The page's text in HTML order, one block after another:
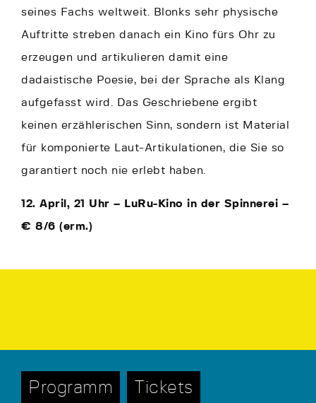
seines Fachs weltweit. Blonks sehr physische
Auftritte streben danach ein Kino fürs Ohr zu
erzeugen und artikulieren damit eine
dadaistische Poesie, bei der Sprache als Klang
aufgefasst wird. Das Geschriebene ergibt
keinen erzählerischen Sinn, sondern ist Material
für komponierte Laut-Artikulationen, die Sie so
garantiert noch nie erlebt haben.
12. April, 21 Uhr – LuRu-Kino in der Spinnerei –
€ 8/6 (erm.)
Programm Tickets